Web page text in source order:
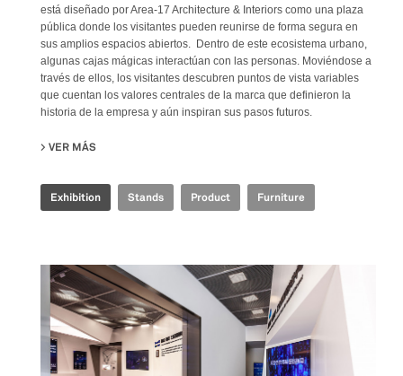
está diseñado por Area-17 Architecture & Interiors como una plaza
pública donde los visitantes pueden reunirse de forma segura en
sus amplios espacios abiertos. Dentro de este ecosistema urbano,
algunas cajas mágicas interactúan con las personas. Moviéndose a
través de ellos, los visitantes descubren puntos de vista variables
que cuentan los valores centrales de la marca que definieron la
historia de la empresa y aún inspiran sus pasos futuros.
VER MÁS
Exhibition Stands Product Furniture